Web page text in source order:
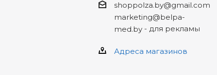
shoppolza.by@gmail.com
marketing@belpa-
med.by- для рекламы
Адреса магазинов